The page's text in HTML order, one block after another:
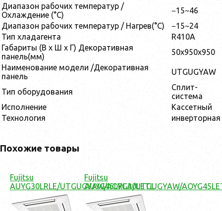
Диапазон рабочих температур /
Охлаждение (°C)
−15~46
Диапазон рабочих температур / Нагрев(°C)
−15~24
Тип хладагента
R410A
Габариты (В x Ш x Г) Декоративная
панель(мм)
50x950x950
Наименование модели /Декоративная
панель
UTGUGYAW
Тип оборудования
Сплит-
система
Исполнение
Кассетный
Технология
инверторная
Похожие товары
Fujitsu
AUYG30LRLE/UTGUGYAW/AOYG30LETL
Fujitsu
AUYG45LRLA/UTGUGYAW/